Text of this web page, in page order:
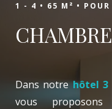
1 - 4 • 65 M² •
Dans notrehôtel 3
vous proposons